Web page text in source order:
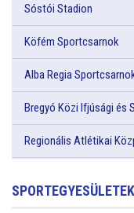
Sóstói Stadion
Köfém Sportcsarnok
Alba Regia
Bregyó Közi Ifjúsági és
Regionális Atlétikai